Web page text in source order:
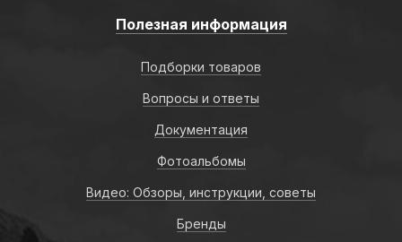
Полезная информация
Подборки товаров
Вопросы и ответы
Документация
Фотоальбомы
Видео: Обзоры, инструкции, советы
Бренды